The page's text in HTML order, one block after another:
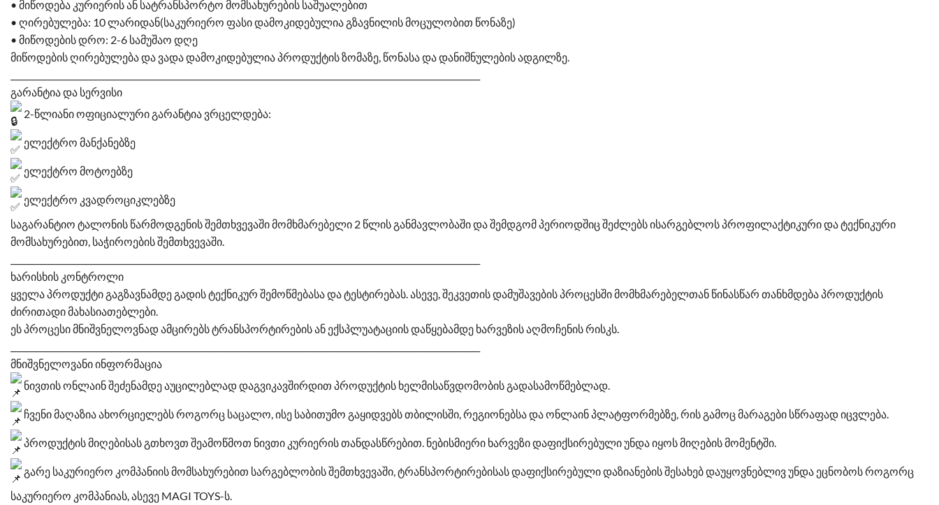
• მიწოდება კურიერის ან სატრანსპორტო მომსახურების საშუალებით
• ღირებულება: 10 ლარიდან(საკურიერო ფასი დამოკიდებულია გზავნილის მოცულობით წონაზე)
• მიწოდების დრო: 2-6 სამუშაო დღე
მიწოდების ღირებულება და ვადა დამოკიდებულია პროდუქტის ზომაზე, წონასა და დანიშნულების ადგილზე.
გარანტია და სერვისი
2-წლიანი ოფიციალური გარანტია ვრცელდება:
ელექტრო მანქანებზე
ელექტრო მოტოებზე
ელექტრო კვადროციკლებზე
საგარანტიო ტალონის წარმოდგენის შემთხვევაში მომხმარებელი 2 წლის განმავლობაში და შემდგომ პერიოდშიც შეძლებს ისარგებლოს პროფილაქტიკური და ტექნიკური
მომსახურებით, საჭიროების შემთხვევაში.
ხარისხის კონტროლი
ყველა პროდუქტი გაგზავნამდე გადის ტექნიკურ შემოწმებასა და ტესტირებას. ასევე, შეკვეთის დამუშავების პროცესში მომხმარებელთან წინასწარ თანხმდება პროდუქტის
ძირითადი მახასიათებლები.
ეს პროცესი მნიშვნელოვნად ამცირებს ტრანსპორტირების ან ექსპლუატაციის დაწყებამდე ხარვეზის აღმოჩენის რისკს.
მნიშვნელოვანი ინფორმაცია
ნივთის ონლაინ შეძენამდე აუცილებლად დაგვიკავშირდით პროდუქტის ხელმისაწვდომობის გადასამოწმებლად.
ჩვენი მაღაზია ახორციელებს როგორც საცალო, ისე საბითუმო გაყიდვებს თბილისში, რეგიონებსა და ონლაინ პლატფორმებზე, რის გამოც მარაგები სწრაფად იცვლება.
პროდუქტის მიღებისას გთხოვთ შეამოწმოთ ნივთი კურიერის თანდასწრებით. ნებისმიერი ხარვეზი დაფიქსირებული უნდა იყოს მიღების მომენტში.
გარე საკურიერო კომპანიის მომსახურებით სარგებლობის შემთხვევაში, ტრანსპორტირებისას დაფიქსირებული დაზიანების შესახებ დაუყოვნებლივ უნდა ეცნობოს როგორც
საკურიერო კომპანიას, ასევე MAGI TOYS-ს.